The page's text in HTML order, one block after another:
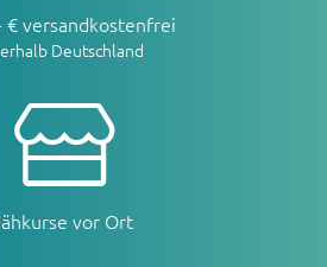
€ versandkostenfrei
Deutschland
vor Ort